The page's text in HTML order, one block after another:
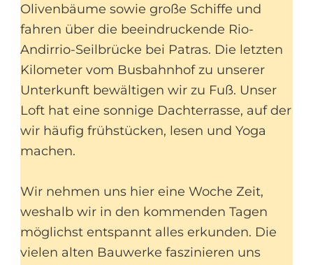
Olivenbäume sowie große Schiffe und
fahren über die beeindruckende Rio-
Andirrio-Seilbrücke bei Patras. Die letzten
Kilometer vom Busbahnhof zu unserer
Unterkunft bewältigen wir zu Fuß. Unser
Loft hat eine sonnige Dachterrasse, auf der
wir häufig frühstücken, lesen und Yoga
machen.
Wir nehmen uns hier eine Woche Zeit,
weshalb wir in den kommenden Tagen
möglichst entspannt alles erkunden. Die
vielen alten Bauwerke faszinieren uns